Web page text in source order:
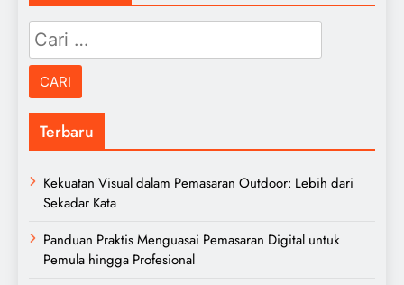
Cari
untuk:
Terbaru
Kekuatan Visual dalam Pemasaran Outdoor: Lebih dari
Sekadar Kata
Panduan Praktis Menguasai Pemasaran Digital untuk
Pemula hingga Profesional